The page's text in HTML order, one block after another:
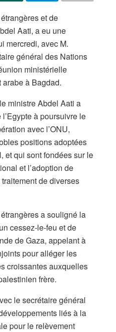
et de
Aati, a eu une
mercredi, avec M.
général des Nations
ministérielle
à Bagdad.
ministre Abdel Aati a
à poursuivre le
avec l’ONU,
positions adoptées
et qui sont fondées sur le
et l’adoption de
de diverses
a souligné la
cessez-le-feu et de
de Gaza, appelant à
pour alléger les
croissantes auxquelles
frère.
le secrétaire général
liés à la
pour le relèvement